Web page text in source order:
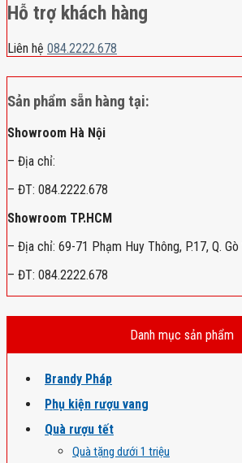
Hỗ trợ khách hàng
Liên hệ 084.2222.678
Sản phẩm sẵn hàng tại:
Showroom Hà Nội
– Địa chỉ:
– ĐT: 084.2222.678
Showroom TP.HCM
– Địa chỉ: 69-71 Phạm Huy Thông, P.17, Q.
– ĐT: 084.2222.678
Danh mục sản phẩm
Brandy Pháp
Phụ kiện rượu vang
Quà rượu tết
Quà tặng dưới 1 triệu